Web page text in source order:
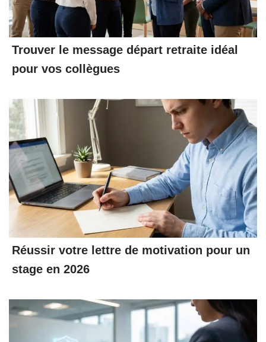
Trouver le message départ retraite idéal
pour vos collègues
Réussir votre lettre de motivation pour un
stage en 2026